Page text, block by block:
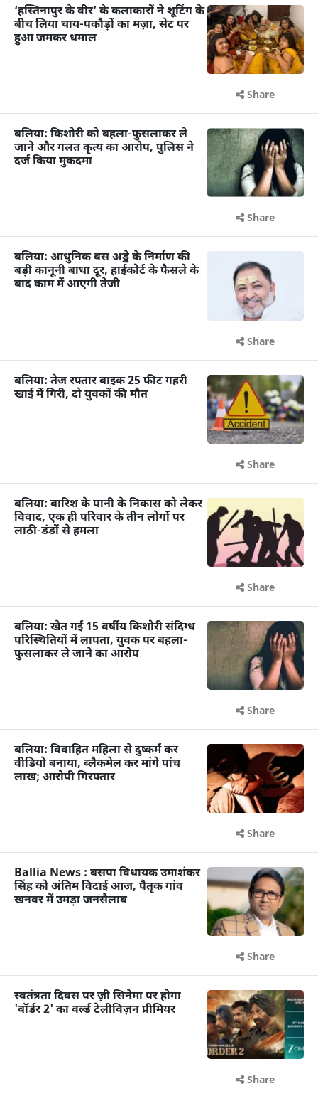
‘हस्तिनापुर के वीर’ के कलाकारों ने शूटिंग के
बीच लिया चाय-पकौड़ों का मज़ा, सेट पर
हुआ जमकर धमाल
Share
बलिया: किशोरी को बहला-फुसलाकर ले
जाने और गलत कृत्य का आरोप, पुलिस ने
दर्ज किया मुकदमा
Share
बलिया: आधुनिक बस अड्डे के निर्माण की
बड़ी कानूनी बाधा दूर, हाईकोर्ट के फैसले के
बाद काम में आएगी तेजी
Share
बलिया: तेज रफ्तार बाइक 25 फीट गहरी
खाई में गिरी, दो युवकों की मौत
Share
बलिया: बारिश के पानी के निकास को लेकर
विवाद, एक ही परिवार के तीन लोगों पर
लाठी-डंडों से हमला
Share
बलिया: खेत गई 15 वर्षीय किशोरी संदिग्ध
परिस्थितियों में लापता, युवक पर बहला-
फुसलाकर ले जाने का आरोप
Share
बलिया: विवाहित महिला से दुष्कर्म कर
वीडियो बनाया, ब्लैकमेल कर मांगे पांच
लाख; आरोपी गिरफ्तार
Share
Ballia News : बसपा विधायक उमाशंकर
सिंह को अंतिम विदाई आज, पैतृक गांव
खनवर में उमड़ा जनसैलाब
Share
स्वतंत्रता दिवस पर ज़ी सिनेमा पर होगा
'बॉर्डर 2' का वर्ल्ड टेलीविज़न प्रीमियर
Share